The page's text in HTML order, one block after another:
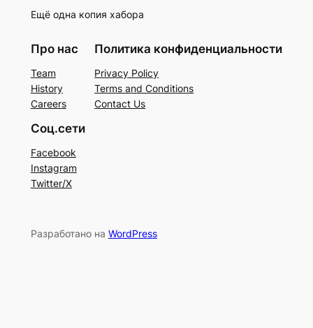
Ещё одна копия хабора
Про нас
Team
History
Careers
Политика конфиденциальности
Privacy Policy
Terms and Conditions
Contact Us
Соц.сети
Facebook
Instagram
Twitter/X
Разработано на WordPress